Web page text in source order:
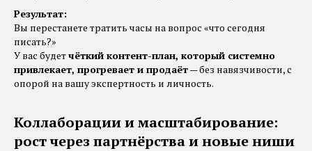
Результат:
Вы перестанете тратить часы на вопрос «что сегодня
писать?»
У вас будетчёткий контент-план, который системно
привлекает, прогревает и продаёт— без навязчивости, с
опорой на вашу экспертность и личность.
Коллаборации и масштабирование:
рост через партнёрства и новые ниши